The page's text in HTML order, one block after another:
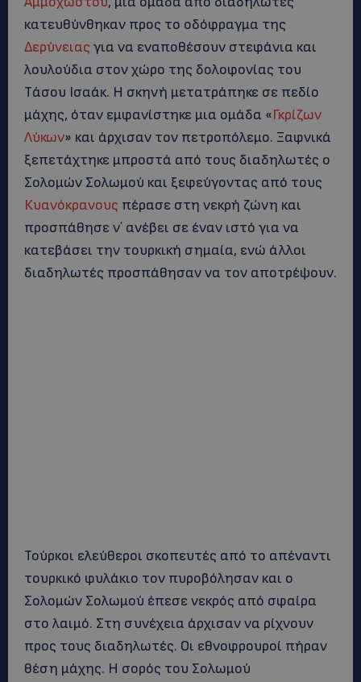
κατευθύνθηκαν προς το οδόφραγμα της
Δερύνειας για να εναποθέσουν στεφάνια και
λουλούδια στον χώρο της δολοφονίας του
Tάσου Ισαάκ. Η σκηνή μετατράπηκε σε πεδίο
μάχης, όταν εμφανίστηκε μια ομάδα «Γκρίζων
Λύκων» και άρχισαν τον πετροπόλεμο. Ξαφνικά
ξεπετάχτηκε μπροστά από τους διαδηλωτές ο
Σολομών Σολωμού και ξεφεύγοντας από τους
Κυανόκρανους πέρασε στη νεκρή ζώνη και
προσπάθησε ν΄ ανέβει σε έναν ιστό για να
κατεβάσει την τουρκική σημαία, ενώ άλλοι
διαδηλωτές προσπάθησαν να τον αποτρέψουν.
Τούρκοι ελεύθεροι σκοπευτές από το απέναντι
τουρκικό φυλάκιο τον πυροβόλησαν και ο
Σολομών Σολωμού έπεσε νεκρός από σφαίρα
στο λαιμό. Στη συνέχεια άρχισαν να ρίχνουν
προς τους διαδηλωτές. Οι εθνοφρουροί πήραν
θέση μάχης. Η σορός του Σολωμού